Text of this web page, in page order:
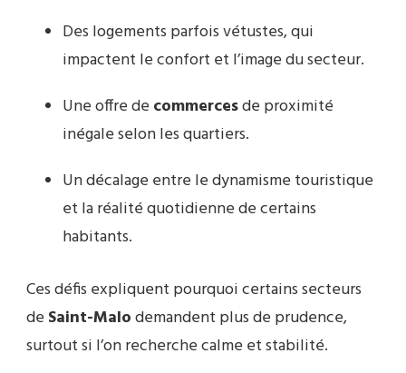
Des logements parfois vétustes, qui
impactent le confort et l’image du secteur.
Une offre de commercesde proximité
inégale selon les quartiers.
Un décalage entre le dynamisme touristique
et la réalité quotidienne de certains
habitants.
Ces défis expliquent pourquoi certains secteurs
de Saint-Malodemandent plus de prudence,
surtout si l’on recherche calme et stabilité.